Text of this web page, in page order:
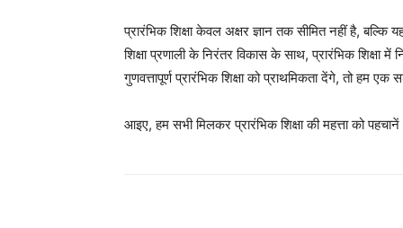
प्रारंभिक शिक्षा केवल अक्षर ज्ञान तक सीमित नहीं है,
शिक्षा प्रणाली के निरंतर विकास के साथ, प्रारंभिक
गुणवत्तापूर्ण प्रारंभिक शिक्षा को प्राथमिकता देंगे, तो हम
आइए, हम सभी मिलकर प्रारंभिक शिक्षा की महत्ता को